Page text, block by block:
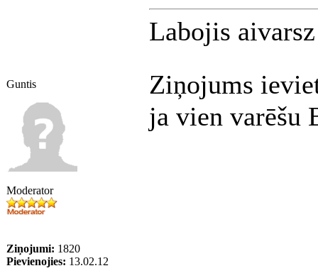
Labojis
Guntis Ziņojums
Moderator
Ziņojumi: 1820
Pievienojies: 13.02.12
ja vien varēšu